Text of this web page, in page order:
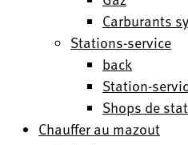
Carburants
Stations-service
back
Station-
Shops de
Chauffer au mazout